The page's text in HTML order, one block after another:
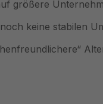
größere
keine stabilen